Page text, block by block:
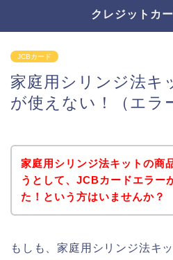
クレジットカ
JCBカード
家庭用シリンジ法キ
が使えない！（エラ
家庭用シリンジ法キットの商
うとして、JCBカードエラー
た！という方はいませんか？
もしも、家庭用シリンジ法キ